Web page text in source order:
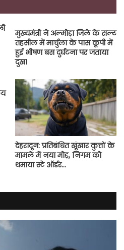
मुख्यमंत्री ने अल्मोड़ा जिले के सल्ट
तहसील में मार्चुला के पास कूपी में
हुई भीषण बस दुर्घटना पर जताया
दुख।
देहरादून: प्रतिबंधित खूंखार कुत्तों के
मामले में नया मोड़, निगम को
थमाया स्टे ऑर्डर…